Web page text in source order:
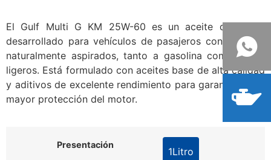
El Gulf Multi G KM 25W-60 es un aceite de motor
desarrollado para vehículos de pasajeros con motores
naturalmente aspirados, tanto a gasolina como diésel
ligeros. Está formulado con aceites base de alta calidad
y aditivos de excelente rendimiento para garantizar una
mayor protección del motor.
Presentación
1Litro